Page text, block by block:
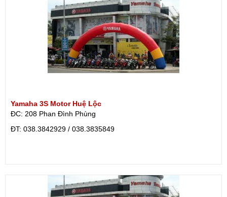
Yamaha 3S Motor Huệ Lộc
ĐC: 208 Phan Đình Phùng
ÐT: 038.3842929 / 038.3835849